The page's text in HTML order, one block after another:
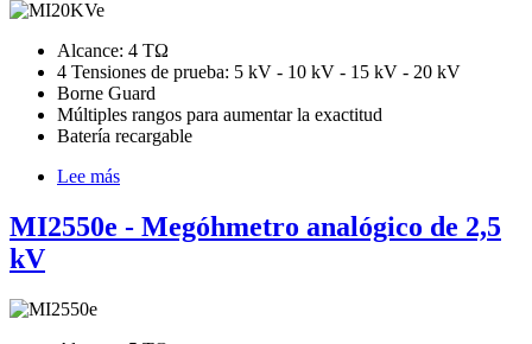
de
15
kV
Alcance: 4 TΩ
4 Tensiones de prueba: 5 kV - 10 kV - 15 kV - 20 kV
Borne Guard
Múltiples rangos para aumentar la exactitud
Batería recargable
Lee más
Megóhmetro
MI2550e - Megóhmetro analógico de 2,5
kV